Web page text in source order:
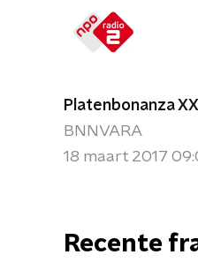
Platenbonanza
BNNVARA
18 maart 2017
Recente